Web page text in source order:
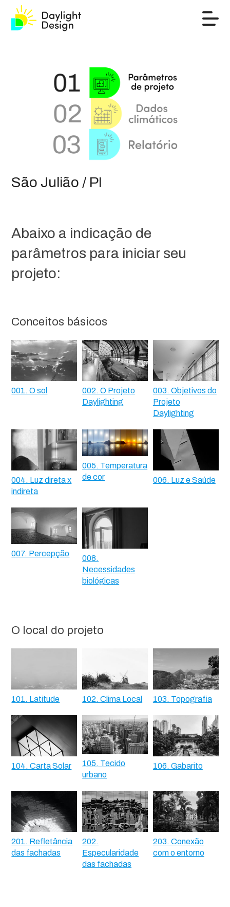
São Julião / PI
Abaixo a indicação de
parâmetros para iniciar seu
projeto:
Conceitos básicos
001. O sol
002. O Projeto
Daylighting
003. Objetivos do
Projeto
Daylighting
004. Luz direta x
indireta
005. Temperatura
de cor
006. Luz e Saúde
007. Percepção
008.
Necessidades
biológicas
O local do projeto
101. Latitude 102. Clima Local 103. Topografia
104. Carta Solar
105. Tecido
urbano
106. Gabarito
201. Refletância
das fachadas
202.
Especularidade
das fachadas
203. Conexão
com o entorno